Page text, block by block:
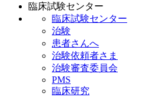
臨床試験センター
臨床試験センター
治験
患者さんへ
治験依頼者さま
治験審査委員会
PMS
臨床研究